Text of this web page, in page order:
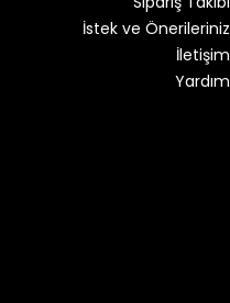
İstek ve Önerileriniz
İletişim
Yardım